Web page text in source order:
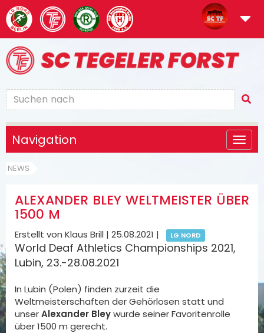
Navigation
NEWS
ALEXANDER BLEY WELTMEISTER ÜBER
1500 M
Erstellt von Klaus Brill | 25.08.2021 | LG NORD
World Deaf Athletics Championships 2021,
Lubin, 23.-28.08.2021
In Lubin (Polen) finden zurzeit die
Weltmeisterschaften der Gehörlosen statt und
unserAlexander Bleywurde seiner Favoritenrolle
über 1500 m gerecht.